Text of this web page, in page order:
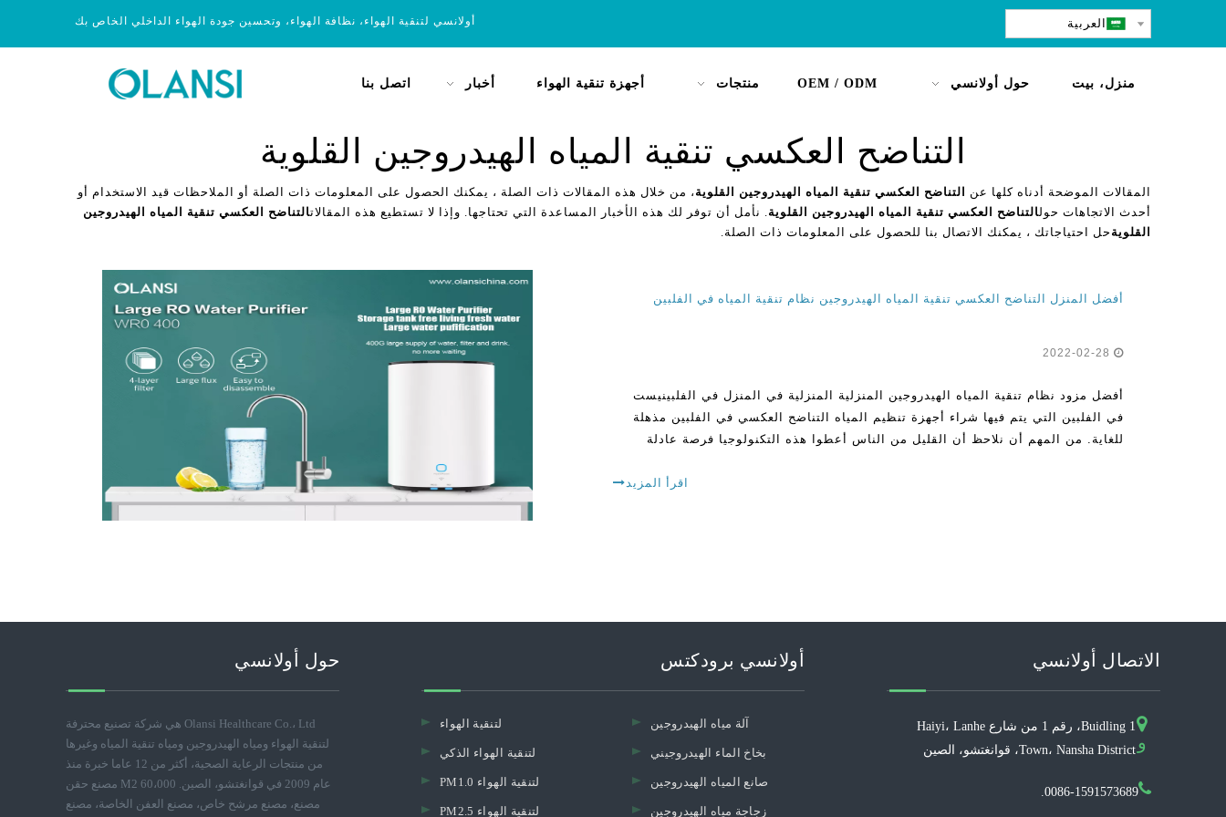
أولانسي لتنقية الهواء، نظافة الهواء، وتحسين جودة الهواء الداخلي الخاص بك العربية
منزل، بيت حول أولانسي OEM / ODM منتجات أجهزة تنقية الهواء أخبار اتصل بنا
التناضح العكسي تنقية المياه الهيدروجين القلوية
المقالات الموضحة أدناه كلها عن التناضح العكسي تنقية المياه الهيدروجين القلوية ، من خلال هذه المقالات ذات الصلة ، يمكنك الحصول على المعلومات ذات الصلة أو الملاحظات قيد الاستخدام أو
أحدث الاتجاهات حولالتناضح العكسي تنقية المياه الهيدروجين القلوية. نأمل أن توفر لك هذه الأخبار المساعدة التي تحتاجها. وإذا لا تستطيع هذه المقالاتالتناضح العكسي تنقية المياه الهيدروجين
القلوية حل احتياجاتك ، يمكنك الاتصال بنا للحصول على المعلومات ذات الصلة.
أفضل المنزل التناضح العكسي تنقية المياه الهيدروجين نظام تنقية المياه في الفلبين
أفضل مزود نظام تنقية المياه الهيدروجين المنزلية المنزلية في المنزل في الفلبينيست
في الفلبين التي يتم فيها شراء أجهزة تنظيم المياه التناضح العكسي في الفلبين مذهلة
للغاية. من المهم أن نلاحظ أن القليل من الناس أعطوا هذه التكنولوجيا فرصة عادلة
اقرأ المزيد
حول أولانسي
Olansi Healthcare Co.، Ltd هي شركة تصنيع محترفة
لتنقية الهواء ومياه الهيدروجين ومياه تنقية المياه وغيرها
من منتجات الرعاية الصحية، أكثر من 12 عاما خبرة منذ
عام 2009 في قوانغتشو، الصين. 60،000 M2 مصنع حقن
مصنع، مصنع مرشح خاص، مصنع العفن الخاصة، مصنع
أولانسي برودكتس
لتنقية الهواء
لتنقية الهواء الذكي
PM1.0 لتنقية الهواء
PM2.5 لتنقية الهواء
آلة مياه الهيدروجين
بخاخ الماء الهيدروجيني
صانع المياه الهيدروجين
زجاجة مياه الهيدروجين
الاتصال أولانسي
و
Buidling 1، رقم 1 من شارع Haiyi، Lanhe
Town، Nansha District، قوانغتشو، الصين
0086-1591573689.